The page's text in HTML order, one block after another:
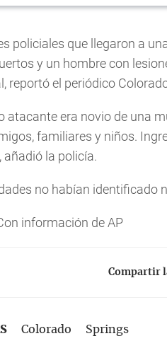
policiales que llegaron a
y un hombre con
reportó el periódico
atacante era novio de una
familiares y niños.
añadió la policía.
no habían identificado
información de AP
Compartir
Colorado Springs